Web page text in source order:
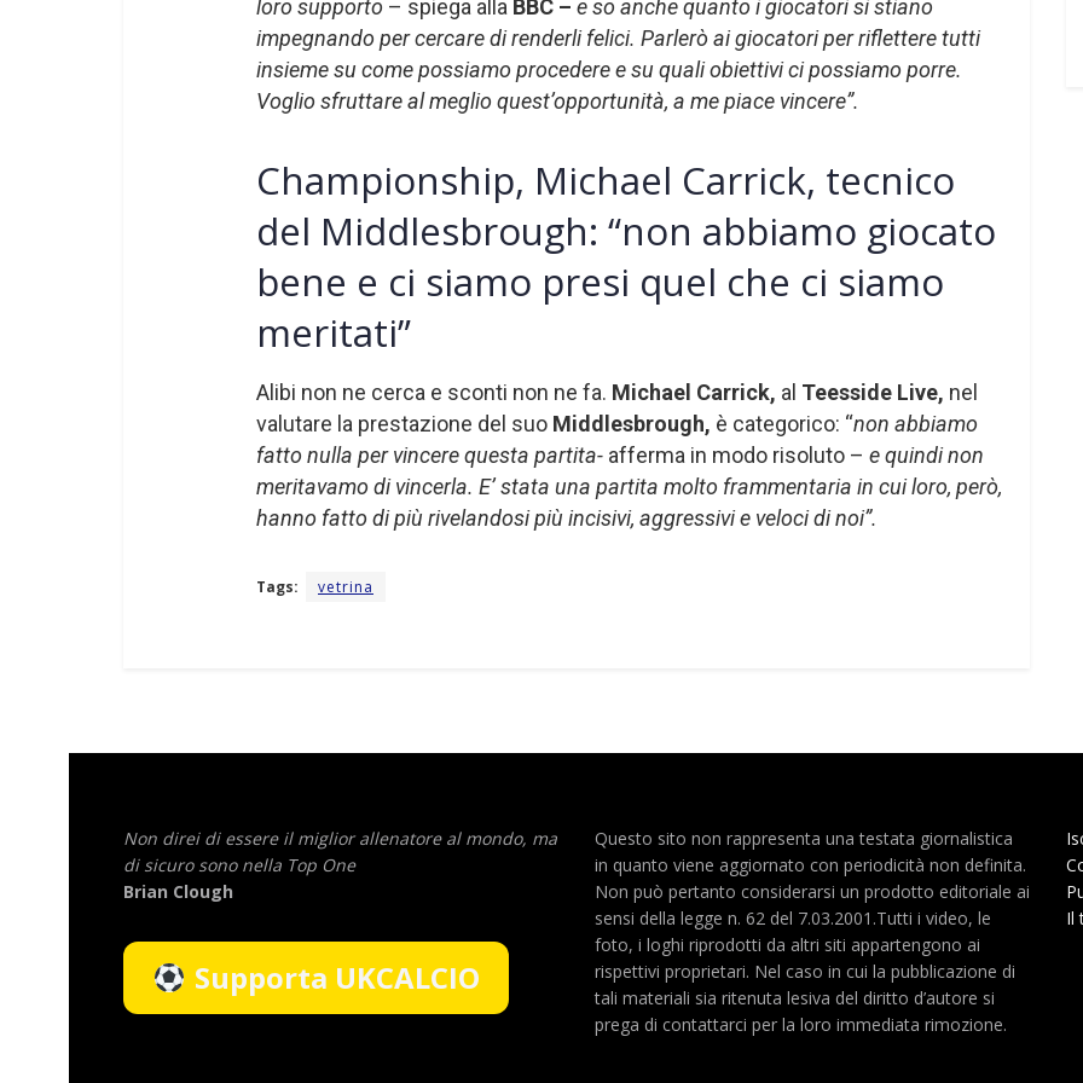
loro supporto – spiega alla BBC – e so anche quanto i giocatori si stiano
impegnando per cercare di renderli felici. Parlerò ai giocatori per riflettere tutti
insieme su come possiamo procedere e su quali obiettivi ci possiamo porre.
Voglio sfruttare al meglio quest’opportunità, a me piace vincere”.
Championship, Michael Carrick, tecnico
del Middlesbrough: “non abbiamo giocato
bene e ci siamo presi quel che ci siamo
meritati”
Alibi non ne cerca e sconti non ne fa. Michael Carrick, al Teesside Live, nel
valutare la prestazione del suo Middlesbrough, è categorico: “non abbiamo
fatto nulla per vincere questa partita- afferma in modo risoluto – e quindi non
meritavamo di vincerla. E’ stata una partita molto frammentaria in cui loro, però,
hanno fatto di più rivelandosi più incisivi, aggressivi e veloci di noi”.
Tags: vetrina
Non direi di essere il miglior allenatore al mondo, ma
di sicuro sono nella Top One
Brian Clough
Supporta UKCALCIO
Questo sito non rappresenta una testata giornalistica
in quanto viene aggiornato con periodicità non definita.
Non può pertanto considerarsi un prodotto editoriale ai
sensi della legge n. 62 del 7.03.2001.Tutti i video, le
foto, i loghi riprodotti da altri siti appartengono ai
rispettivi proprietari. Nel caso in cui la pubblicazione di
tali materiali sia ritenuta lesiva del diritto d’autore si
prega di contattarci per la loro immediata rimozione.
Il